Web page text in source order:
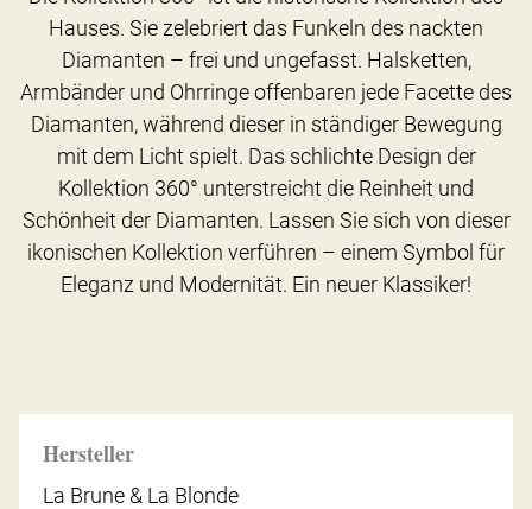
Hersteller
La Brune & La Blonde
Hauses. Sie zelebriert das Funkeln des nackten
Diamanten – frei und ungefasst. Halsketten,
Armbänder und Ohrringe offenbaren jede Facette des
Diamanten, während dieser in ständiger Bewegung
mit dem Licht spielt. Das schlichte Design der
Kollektion 360° unterstreicht die Reinheit und
Schönheit der Diamanten. Lassen Sie sich von dieser
ikonischen Kollektion verführen – einem Symbol für
Eleganz und Modernität. Ein neuer Klassiker!